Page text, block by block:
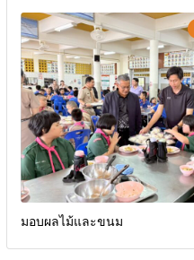
มอบผลไม้และขนม